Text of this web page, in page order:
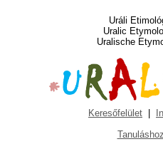
Uráli
Uralic
Uralische
Keresőfelület